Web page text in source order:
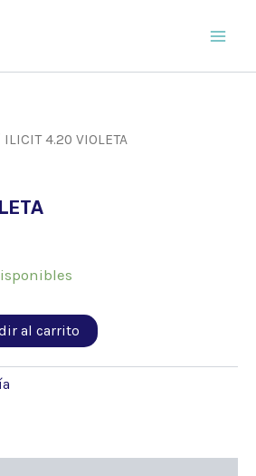
ILICIT 4.20 VIOLETA
al carrito